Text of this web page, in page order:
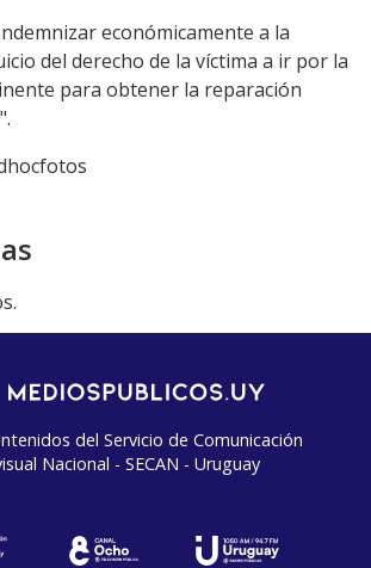
económicamente a la
del derecho de la víctima a ir por la
para obtener la reparación
del Servicio de Comunicación
Nacional - SECAN - Uruguay